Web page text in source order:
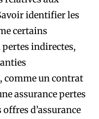
identifier les
certains
indirectes,
comme un contrat
assurance pertes
d’assurance